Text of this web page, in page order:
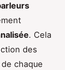
. Cela
des
chaque